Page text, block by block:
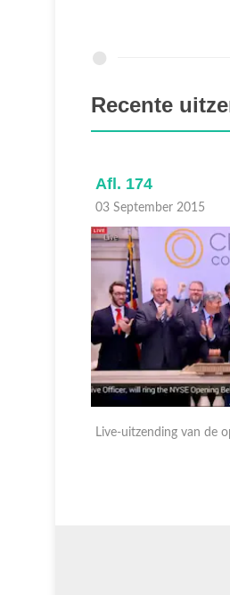
Recente
Afl. 174
03 September 2015
Live-uitzending van de